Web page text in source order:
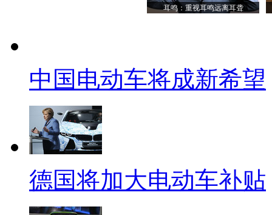
耳鸣：重视耳鸣远离耳聋
中国电动车将成新希望
德国将加大电动车补贴